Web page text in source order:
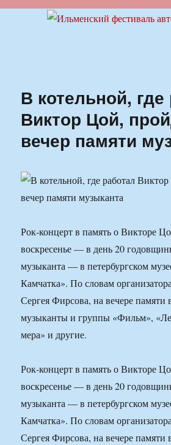
Ильменский
В котельной, где
Виктор Цой,
вечер памяти
Рок-концерт в память о Викторе
воскресенье — в день 20
музыканта — в петербургском
Камчатка». По словам
Сергея Фирсова, на вечере памяти
музыканты и группы «Фильм»,
мера» и другие.
Рок-концерт в память о Викторе
воскресенье — в день 20
музыканта — в петербургском
Камчатка». По словам
Сергея Фирсова, на вечере памяти